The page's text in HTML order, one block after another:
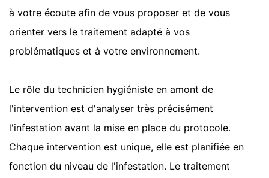
à votre écoute afin de vous proposer et de vous
orienter vers le traitement adapté à vos
problématiques et à votre environnement.
Le rôle du technicien hygiéniste en amont de
l'intervention est d'analyser très précisément
l'infestation avant la mise en place du protocole.
Chaque intervention est unique, elle est planifiée en
fonction du niveau de l'infestation. Le traitement